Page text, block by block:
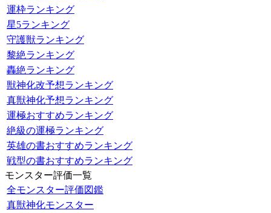
運枠ランキング
星5ランキング
守護獣ランキング
黎絶ランキング
轟絶ランキング
獣神化改予想ランキング
真獣神化予想ランキング
運極おすすめランキング
絶級の運極ランキング
英雄の書おすすめランキング
戦型の書おすすめランキング
モンスター評価一覧
全モンスター評価図鑑
真獣神化モンスター